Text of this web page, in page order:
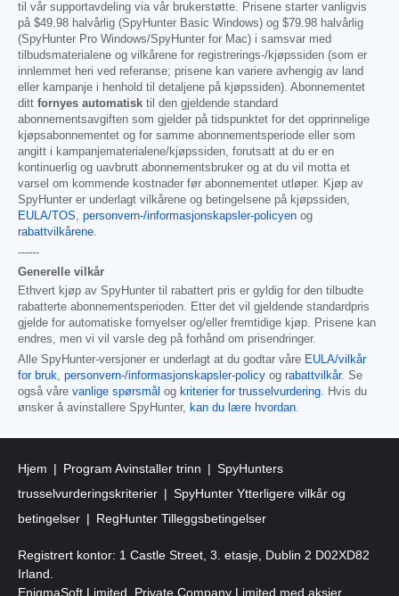
til vår supportavdeling via vår brukerstøtte. Prisene starter vanligvis
på $49.98 halvårlig (SpyHunter Basic Windows) og $79.98 halvårlig
(SpyHunter Pro Windows/SpyHunter for Mac) i samsvar med
tilbudsmaterialene og vilkårene for registrerings-/kjøpssiden (som er
innlemmet heri ved referanse; prisene kan variere avhengig av land
eller kampanje i henhold til detaljene på kjøpssiden). Abonnementet
ditt fornyes automatisk til den gjeldende standard
abonnementsavgiften som gjelder på tidspunktet for det opprinnelige
kjøpsabonnementet og for samme abonnementsperiode eller som
angitt i kampanjematerialene/kjøpssiden, forutsatt at du er en
kontinuerlig og uavbrutt abonnementsbruker og at du vil motta et
varsel om kommende kostnader før abonnementet utløper. Kjøp av
SpyHunter er underlagt vilkårene og betingelsene på kjøpssiden,
EULA/TOS, personvern-/informasjonskapsler-policyen og
rabattvilkårene.
------
Generelle vilkår
Ethvert kjøp av SpyHunter til rabattert pris er gyldig for den tilbudte
rabatterte abonnementsperioden. Etter det vil gjeldende standardpris
gjelde for automatiske fornyelser og/eller fremtidige kjøp. Prisene kan
endres, men vi vil varsle deg på forhånd om prisendringer.
Alle SpyHunter-versjoner er underlagt at du godtar våre EULA/vilkår
for bruk, personvern-/informasjonskapsler-policy og rabattvilkår. Se
også våre vanlige spørsmål og kriterier for trusselvurdering. Hvis du
ønsker å avinstallere SpyHunter, kan du lære hvordan.
Hjem Program Avinstaller trinn
SpyHunters
trusselvurderingskriterier
SpyHunter Ytterligere vilkår og
betingelser
RegHunter Tilleggsbetingelser
Registrert kontor: 1 Castle Street, 3. etasje, Dublin 2 D02XD82
Irland.
EnigmaSoft Limited, Private Company Limited med aksjer,